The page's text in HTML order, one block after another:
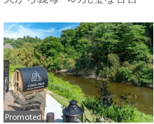
Promoted